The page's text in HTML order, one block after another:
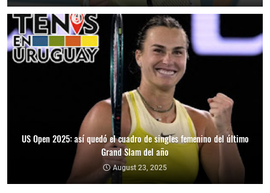
US Open 2025: así quedó el cuadro de singles femenino del último
Grand Slam del año
August 23, 2025